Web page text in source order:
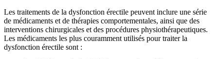
Les traitements de la dysfonction érectile peuvent inclure une série
de médicaments et de thérapies comportementales, ainsi que des
interventions chirurgicales et des procédures physiothérapeutiques.
Les médicaments les plus couramment utilisés pour traiter la
dysfonction érectile sont :